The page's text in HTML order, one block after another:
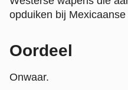
opduiken bij
Oordeel
Onwaar.